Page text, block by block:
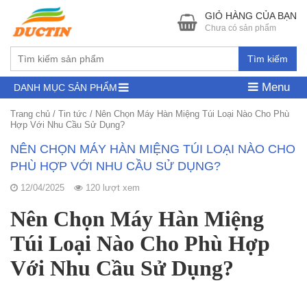
Tìm kiếm
GIỎ HÀNG CỦA BẠN
Chưa có sản phẩm
DANH MỤC SẢN PHẨM Menu
Trang chủ / Tin tức / Nên Chọn Máy Hàn Miệng Túi Loại Nào Cho Phù
Hợp Với Nhu Cầu Sử Dụng?
NÊN CHỌN MÁY HÀN MIỆNG TÚI LOẠI NÀO CHO
PHÙ HỢP VỚI NHU CẦU SỬ DỤNG?
12/04/2025 120 lượt xem
Nên Chọn Máy Hàn Miệng
Túi Loại Nào Cho Phù Hợp
Với Nhu Cầu Sử Dụng?